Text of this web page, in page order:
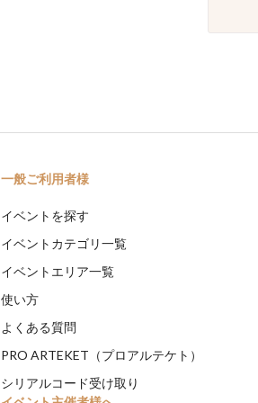
一般ご利用者様
イベントを探す
イベントカテゴリ一覧
イベントエリア一覧
使い方
よくある質問
PRO ARTEKET（プロアルテケト）
シリアルコード受け取り